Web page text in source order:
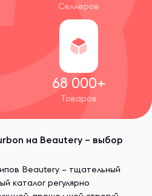
Селлеров
68 000+
Товаров
на Beautery – выбор
Beautery – тщательный
каталог регулярно